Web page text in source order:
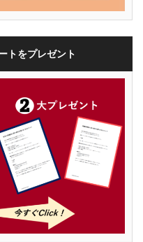
トをプレゼント